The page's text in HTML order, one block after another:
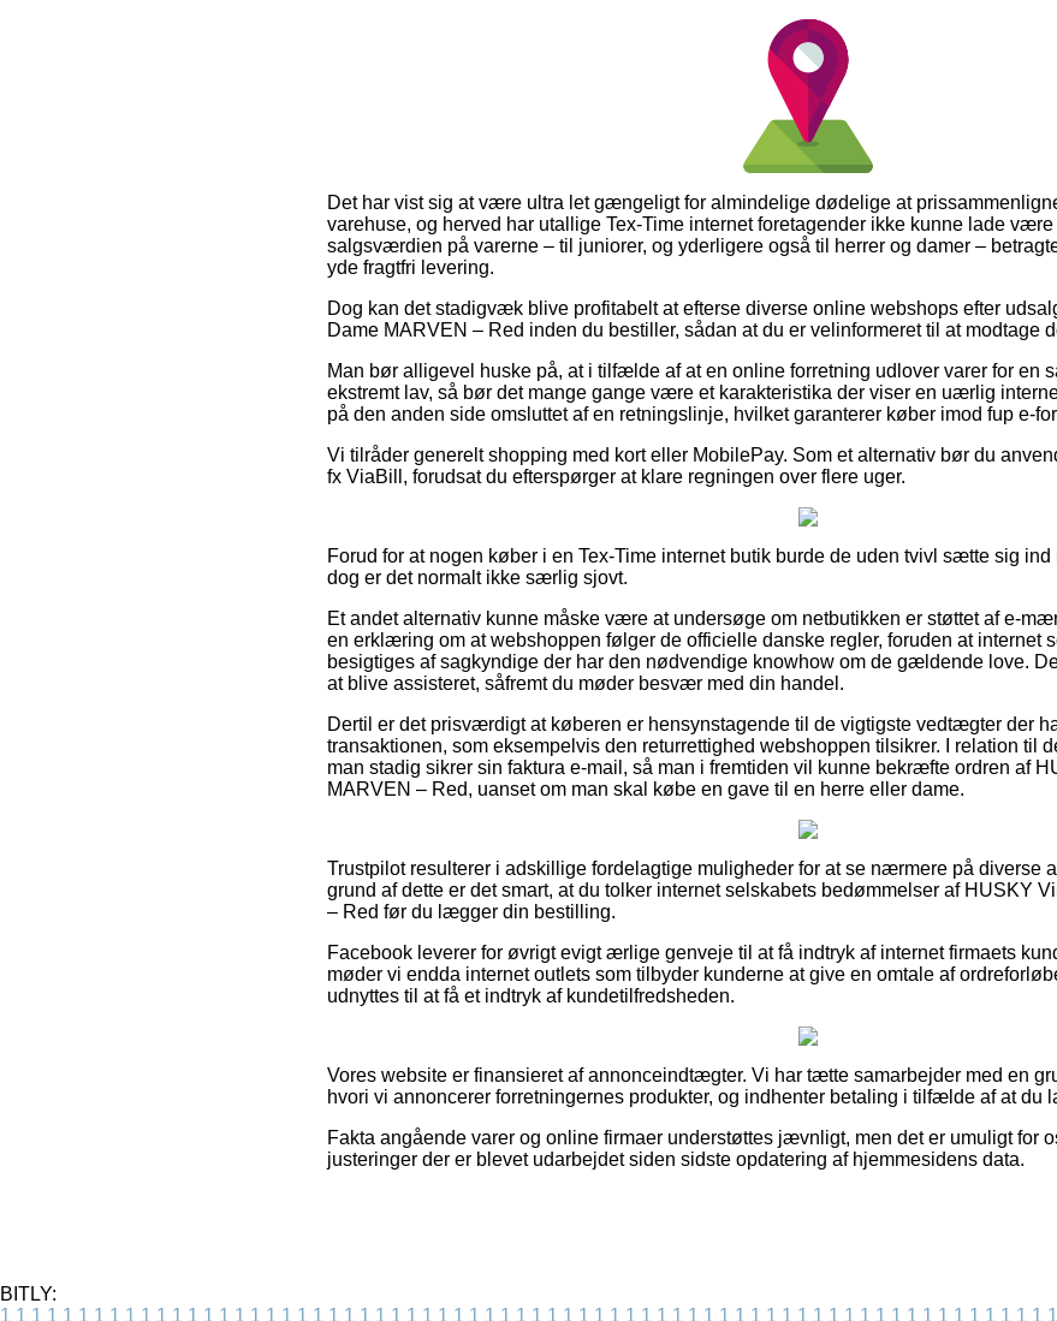
Det har vist sig at være ultra let gængeligt for almindelige dødelige at
varehuse, og herved har utallige Tex-Time internet foretagender ikke kunne lade
salgsværdien på varerne – til juniorer, og yderligere også til herrer og damer –
yde fragtfri levering.
Dog kan det stadigvæk blive profitabelt at efterse diverse online webshops efter
Dame MARVEN – Red inden du bestiller, sådan at du er velinformeret til at modtage
Man bør alligevel huske på, at i tilfælde af at en online forretning udlover varer for en
ekstremt lav, så bør det mange gange være et karakteristika der viser en uærlig
på den anden side omsluttet af en retningslinje, hvilket garanterer køber imod fup e-
Vi tilråder generelt shopping med kort eller MobilePay. Som et alternativ bør du
fx ViaBill, forudsat du efterspørger at klare regningen over flere uger.
Forud for at nogen køber i en Tex-Time internet butik burde de uden tvivl sætte sig
dog er det normalt ikke særlig sjovt.
Et andet alternativ kunne måske være at undersøge om netbutikken er støttet af e-
en erklæring om at webshoppen følger de officielle danske regler, foruden at internet
besigtiges af sagkyndige der har den nødvendige knowhow om de gældende love.
at blive assisteret, såfremt du møder besvær med din handel.
Dertil er det prisværdigt at køberen er hensynstagende til de vigtigste vedtægter der
transaktionen, som eksempelvis den returrettighed webshoppen tilsikrer. I relation til
man stadig sikrer sin faktura e-mail, så man i fremtiden vil kunne bekræfte ordren af
MARVEN – Red, uanset om man skal købe en gave til en herre eller dame.
Trustpilot resulterer i adskillige fordelagtige muligheder for at se nærmere på diverse
grund af dette er det smart, at du tolker internet selskabets bedømmelser af HUSKY
– Red før du lægger din bestilling.
Facebook leverer for øvrigt evigt ærlige genveje til at få indtryk af internet firmaets
møder vi endda internet outlets som tilbyder kunderne at give en omtale af
udnyttes til at få et indtryk af kundetilfredsheden.
Vores website er finansieret af annonceindtægter. Vi har tætte samarbejder med en
hvori vi annoncerer forretningernes produkter, og indhenter betaling i tilfælde af at du
Fakta angående varer og online firmaer understøttes jævnligt, men det er umuligt for
justeringer der er blevet udarbejdet siden sidste opdatering af hjemmesidens data.
BITLY:
1 1 1 1 1 1 1 1 1 1 1 1 1 1 1 1 1 1 1 1 1 1 1 1 1 1 1 1 1 1 1 1 1 1 1 1 1 1 1 1 1 1 1 1 1 1 1 1 1 1 1 1 1 1 1 1 1 1 1 1 1 1 1 1 1 1 1 1